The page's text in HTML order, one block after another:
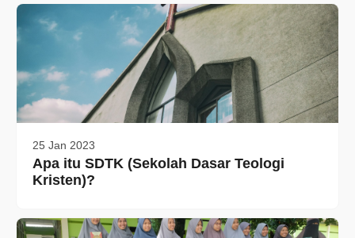
25 Jan 2023
Apa itu SDTK (Sekolah Dasar Teologi
Kristen)?